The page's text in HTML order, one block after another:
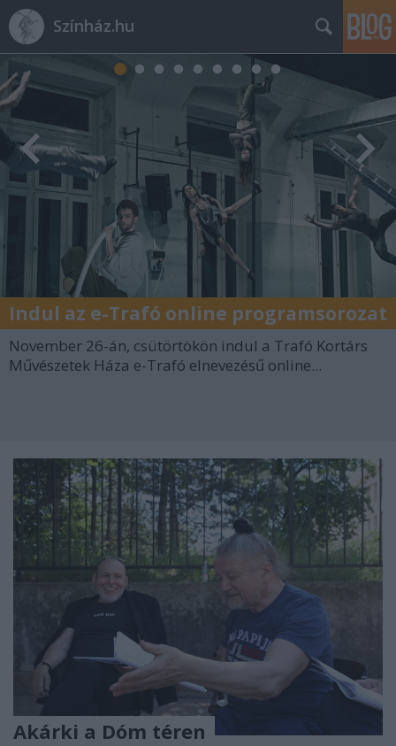
Színház.hu
Indul az e-Trafó online programsorozat
November 26-án, csütörtökön indul a Trafó Kortárs
Művészetek Háza e-Trafó elnevezésű online...
Akárki a Dóm téren